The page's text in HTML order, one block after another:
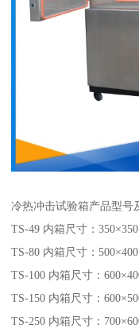
冷热冲击试验箱产品型号
TS-49 内箱尺寸：
TS-80 内箱尺寸：
TS-100 内箱尺寸：
TS-150 内箱尺寸：
TS-250 内箱尺寸：